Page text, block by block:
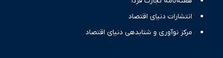
انتشارات دنیای اقتصاد
مرکز نوآوری و شتابدهی دنیای اقتصاد